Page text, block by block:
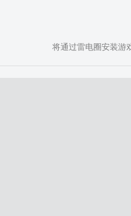
将通过雷电圈安装游